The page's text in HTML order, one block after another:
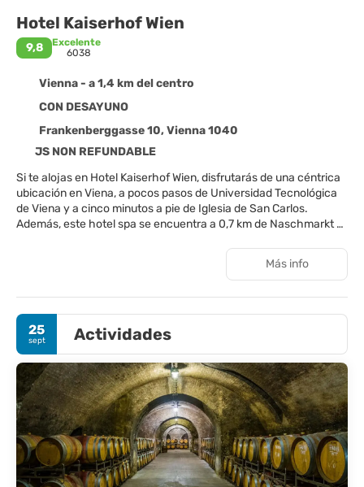
Hotel Kaiserhof Wien
9,8
Excelente
6038
Vienna - a 1,4 km del centro
CON DESAYUNO
Frankenberggasse 10, Vienna 1040
JS NON REFUNDABLE
Si te alojas en Hotel Kaiserhof Wien, disfrutarás de una céntrica
ubicación en Viena, a pocos pasos de Universidad Tecnológica
de Viena y a cinco minutos a pie de Iglesia de San Carlos.
Además, este hotel spa se encuentra a 0,7 km de Naschmarkt y
Para un relax sin igual, nada como una visita al spa. La diversión
gimnasio. Encontrarás además conexión a Internet wifi gratis,
servicios de conserjería y un vestíbulo con chimenea.
Te sentirás como en tu propia casa en cualquiera de las 74
habitaciones con minibar. Las camas cuentan con colchones
con una capa de acolchado adicional y sábanas de algodón
egipcio para descansar plácidamente. Se ofrece una conexión a
Internet por cable y wifi gratis. El baño privado con bañera o
ducha está provisto de artículos de higiene personal gratuitos y
secadores de pelo.
Este hotel cuenta con una cafetería para tomar algo rápido, pero
Más info
25
sept Actividades